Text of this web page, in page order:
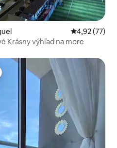
Priemerné
4,92 (77)
Krásny výhľad na more